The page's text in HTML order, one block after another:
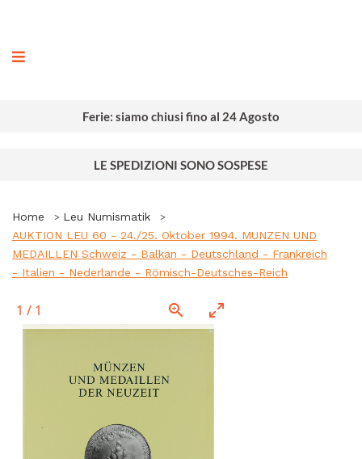
Ferie: siamo chiusi fino al 24 Agosto
LE SPEDIZIONI SONO SOSPESE
Home
Leu Numismatik
AUKTION LEU 60 - 24./25. Oktober 1994. MUNZEN UND
MEDAILLEN Schweiz - Balkan - Deutschland - Frankreich
- Italien - Nederlande - Römisch-Deutsches-Reich
1 / 1